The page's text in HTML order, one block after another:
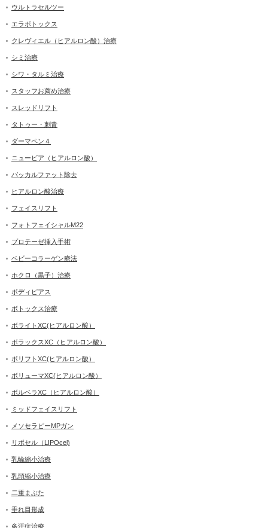
ウルトラセルツー
エラボトックス
クレヴィエル（ヒアルロン酸）治療
シミ治療
シワ・タルミ治療
スタッフお薦め治療
スレッドリフト
タトゥー・刺青
ダーマペン４
ニュービア（ヒアルロン酸）
バッカルファット除去
ヒアルロン酸治療
フェイスリフト
フォトフェイシャルM22
プロテーゼ挿入手術
ベビーコラーゲン療法
ホクロ（黒子）治療
ボディピアス
ボトックス治療
ボライトXC(ヒアルロン酸）
ボラックスXC（ヒアルロン酸）
ボリフトXC(ヒアルロン酸）
ボリューマXC(ヒアルロン酸）
ボルベラXC（ヒアルロン酸）
ミッドフェイスリフト
メソセラピーMPガン
リポセル（LIPOcel)
乳輪縮小治療
乳頭縮小治療
二重まぶた
垂れ目形成
多汗症治療